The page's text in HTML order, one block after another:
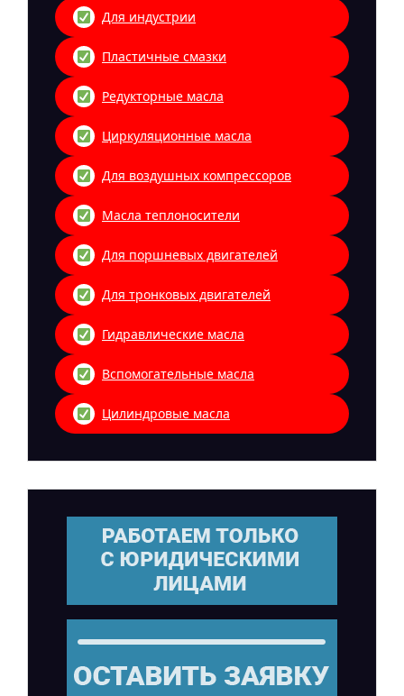
Для индустрии
Пластичные смазки
Редукторные масла
Циркуляционные масла
Для воздушных компрессоров
Масла теплоносители
Для поршневых двигателей
Для тронковых двигателей
Гидравлические масла
Вспомогательные масла
Цилиндровые масла